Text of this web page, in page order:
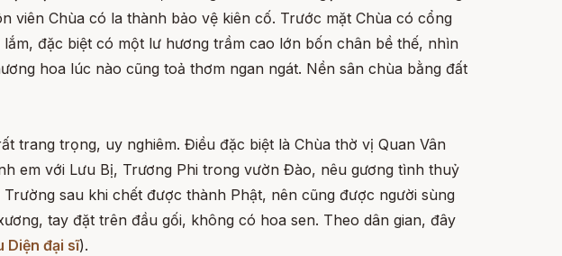
viên Chùa có la thành bảo vệ kiên cố. Trước mặt Chùa có cổng
đặc biệt có một lư hương trầm cao lớn bốn chân bề thế, nhìn
hoa lúc nào cũng toả thơm ngan ngát. Nền sân chùa bằng đất
trang trọng, uy nghiêm. Điều đặc biệt là Chùa thờ vị Quan Vân
em với Lưu Bị, Trương Phi trong vườn Đào, nêu gương tình thuỷ
sau khi chết được thành Phật, nên cũng được người sùng
tay đặt trên đầu gối, không có hoa sen. Theo dân gian, đây
Diện đại sĩ).